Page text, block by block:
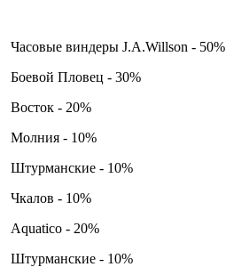
Часовые виндеры J.A.Willson - 50%
Боевой Пловец - 30%
Восток - 20%
Молния - 10%
Штурманские - 10%
Чкалов - 10%
Aquatico - 20%
Штурманские - 10%